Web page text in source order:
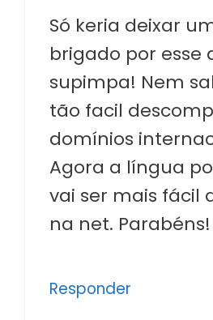
Só keria deixar
brigado por esse
supimpa! Nem
tão facil
domínios
Agora a língua
vai ser mais fácil
na net. Parabéns!
Responder